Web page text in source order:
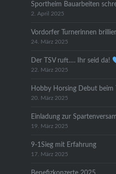
Sportheim Bauarbeiten
2. April 2025
Vordorfer Turnerinnen
24. März 2025
Der TSV ruft…. Ihr seid da!
22. März 2025
Hobby Horsing Debut beim
20. März 2025
Einladung zur
19. März 2025
9-1Sieg mit Erfahrung
17. März 2025